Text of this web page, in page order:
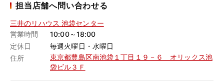
担当店舗へ問い合わせる
三井のリハウス 池袋センター
営業時間
10:00～18:00
定休日
毎週火曜日・水曜日
住所
東京都豊島区南池袋１丁目１９－６ オリックス池
袋ビル３Ｆ